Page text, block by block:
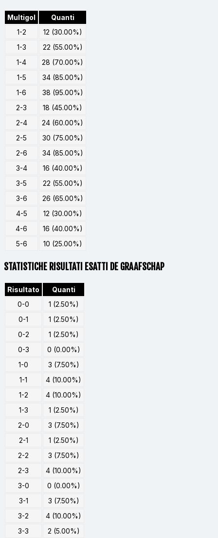
Multigol
Quanti
1-2
12 (30.00%)
1-3
22 (55.00%)
1-4
28 (70.00%)
1-5
34 (85.00%)
1-6
38 (95.00%)
2-3
18 (45.00%)
2-4
24 (60.00%)
2-5
30 (75.00%)
2-6
34 (85.00%)
3-4
16 (40.00%)
3-5
22 (55.00%)
3-6
26 (65.00%)
4-5
12 (30.00%)
4-6
16 (40.00%)
5-6
10 (25.00%)
STATISTICHE RISULTATI ESATTI DE GRAAFSCHAP
Risultato
Quanti
0-0
1 (2.50%)
0-1
1 (2.50%)
0-2
1 (2.50%)
0-3
0 (0.00%)
1-0
3 (7.50%)
1-1
4 (10.00%)
1-2
4 (10.00%)
1-3
1 (2.50%)
2-0
3 (7.50%)
2-1
1 (2.50%)
2-2
3 (7.50%)
2-3
4 (10.00%)
3-0
0 (0.00%)
3-1
3 (7.50%)
3-2
4 (10.00%)
3-3
2 (5.00%)